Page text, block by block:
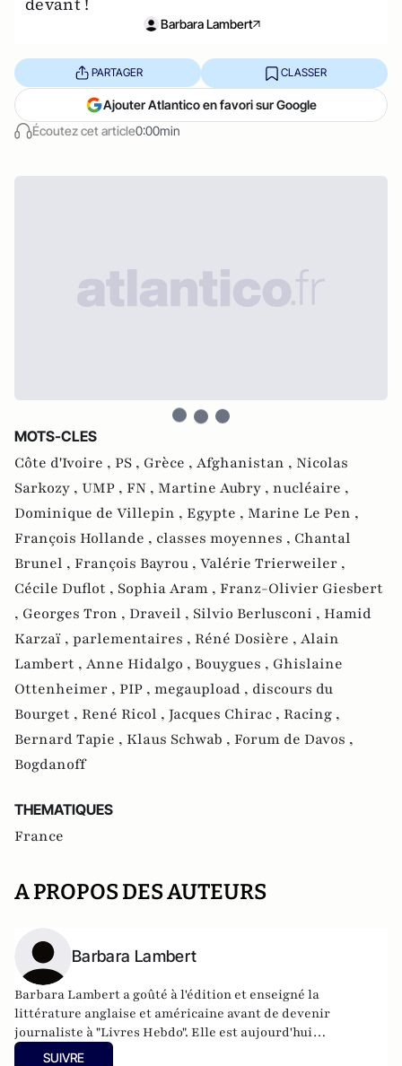
Barbara Lambert
Écoutez cet article0:00min
PARTAGER CLASSER
Ajouter Atlantico en favori sur Google
MOTS-CLES
Côte d'Ivoire , PS , Grèce , Afghanistan , Nicolas
Sarkozy , UMP , FN , Martine Aubry , nucléaire ,
Dominique de Villepin , Egypte , Marine Le Pen ,
François Hollande , classes moyennes , Chantal
Brunel , François Bayrou , Valérie Trierweiler ,
Cécile Duflot , Sophia Aram , Franz-Olivier Giesbert
, Georges Tron , Draveil , Silvio Berlusconi , Hamid
Karzaï , parlementaires , Réné Dosière , Alain
Lambert , Anne Hidalgo , Bouygues , Ghislaine
Ottenheimer , PIP , megaupload , discours du
Bourget , René Ricol , Jacques Chirac , Racing ,
Bernard Tapie , Klaus Schwab , Forum de Davos ,
Bogdanoff
THEMATIQUES
France
A PROPOS DES AUTEURS
Barbara Lambert
Barbara Lambert a goûté à l'édition et enseigné la
littérature anglaise et américaine avant de devenir
journaliste à "Livres Hebdo". Elle est aujourd'hui
responsable des rubriques société/idées d'Atlantico.fr.
SUIVRE